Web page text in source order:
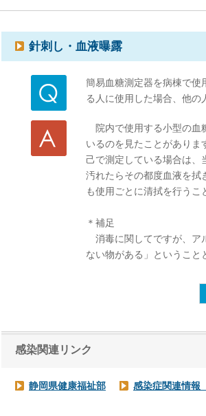
針刺し・血液曝露
簡易血糖測定器を病棟で使
る人に使用した場合、他の
院内で使用する小型の血
いるのを見たことがありま
己で測定している場合は、
汚れたらその都度血液を拭
も使用ごとに清拭を行うこ
＊補足
消毒に関してですが、ア
ない物がある」ということ
感染関連リンク
静岡県健康福祉部 感染症関連情報